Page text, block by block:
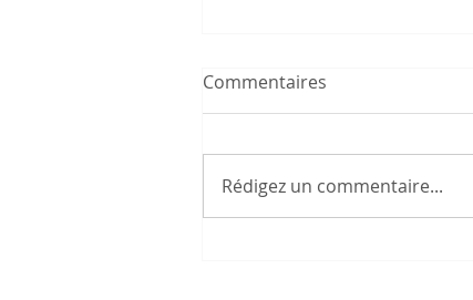
Commentaires
Rédigez un commentaire...